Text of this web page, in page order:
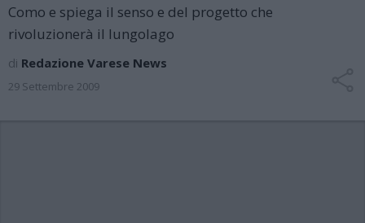
Como e spiega il senso e del progetto che
rivoluzionerà il lungolago
di Redazione Varese News
29 Settembre 2009